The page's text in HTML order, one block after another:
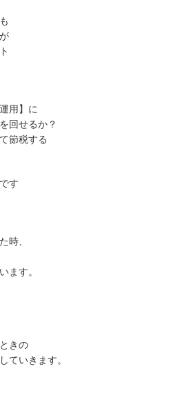
用】に
回せるか？
節税する
す
時、
ます。
きの
ていきます。